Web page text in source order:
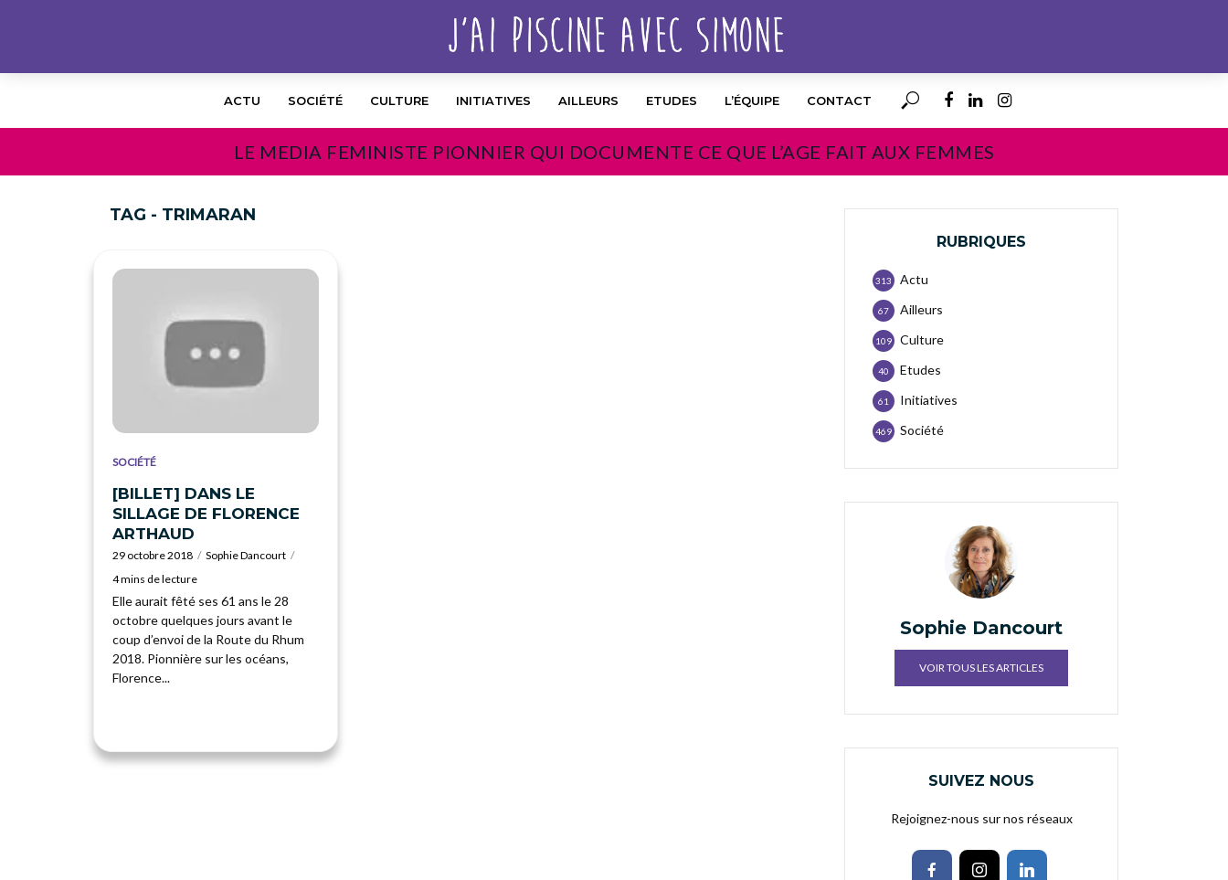
ACTU SOCIÉTÉ CULTURE INITIATIVES AILLEURS ETUDES L’ÉQUIPE CONTACT
LE MEDIA FEMINISTE PIONNIER QUI DOCUMENTE CE QUE L’AGE FAIT AUX FEMMES
TAG - TRIMARAN
SOCIÉTÉ
[BILLET] DANS LE
SILLAGE DE FLORENCE
ARTHAUD
29 octobre 2018
Sophie Dancourt
4 mins de lecture
Elle aurait fêté ses 61 ans le 28
octobre quelques jours avant le
coup d’envoi de la Route du Rhum
2018. Pionnière sur les océans,
Florence...
RUBRIQUES
Actu
313
Ailleurs
67
Culture
109
Etudes
40
Initiatives
61
Société
469
Sophie Dancourt
VOIR TOUS LES ARTICLES
SUIVEZ NOUS
Rejoignez-nous sur nos réseaux